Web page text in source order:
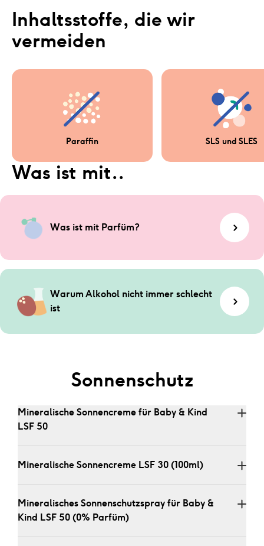
Inhaltsstoffe, die wir
vermeiden
Paraffin SLS und SLES
Was ist mit..
Was ist mit Parfüm?
Warum Alkohol nicht immer schlecht
ist
Sonnenschutz
Mineralische Sonnencreme für Baby & Kind
LSF 50
Mineralische Sonnencreme LSF 30 (100ml)
Mineralisches Sonnenschutzspray für Baby &
Kind LSF 50 (0% Parfüm)